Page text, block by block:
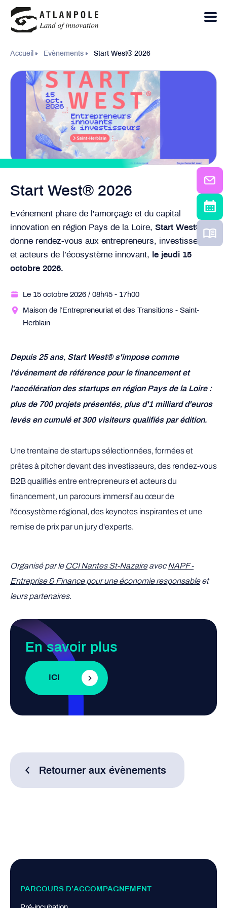
Accueil Evènements Start West® 2026
Start West® 2026
Evénement phare de l’amorçage et du capital
innovation en région Pays de la Loire, Start West®
donne rendez-vous aux entrepreneurs, investisseurs
et acteurs de l’écosystème innovant,
le jeudi 15
octobre 2026.
Le 15 octobre 2026 / 08h45 - 17h00
Maison de l’Entrepreneuriat et des Transitions - Saint-
Herblain
Depuis 25 ans, Start West® s'impose comme
l'événement de référence pour le financement et
l'accélération des startups en région Pays de la Loire :
plus de 700 projets présentés, plus d'1 milliard d'euros
levés en cumulé et 300 visiteurs qualifiés par édition.
Une trentaine de startups sélectionnées, formées et
prêtes à pitcher devant des investisseurs, des rendez-vous
B2B qualifiés entre entrepreneurs et acteurs du
financement, un parcours immersif au cœur de
l'écosystème régional, des keynotes inspirantes et une
remise de prix par un jury d'experts.
Organisé par le CCI Nantes St-NazaireavecNAPF -
Entreprise & Finance pour une économie responsableet
leurs partenaires.
En savoir plus
ICI
Retourner aux évènements
PARCOURS D’ACCOMPAGNEMENT